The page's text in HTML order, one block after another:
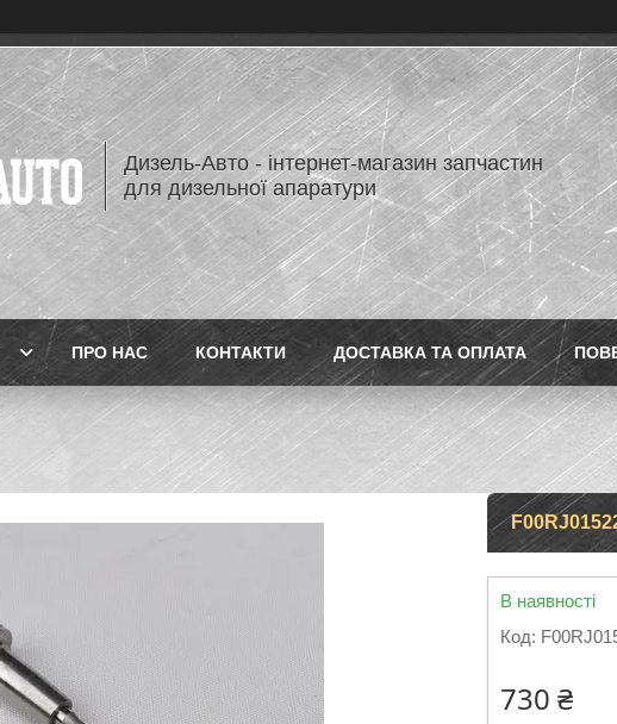
Дизель-Авто - інтернет-магазин запчастин
для дизельної апаратури
ПРО НАС КОНТАКТИ ДОСТАВКА ТА ОПЛАТА
В наявності
Код:
730 ₴